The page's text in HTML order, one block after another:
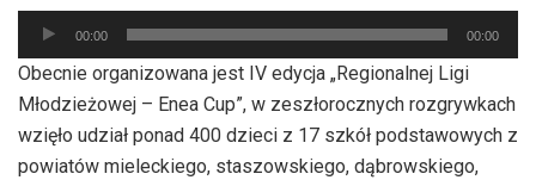
Odtwarzacz
plików
dźwiękowych
00:00 00:00
Obecnie organizowana jest IV edycja „Regionalnej Ligi
Młodzieżowej – Enea Cup”, w zeszłorocznych rozgrywkach
wzięło udział ponad 400 dzieci z 17 szkół podstawowych z
powiatów mieleckiego, staszowskiego, dąbrowskiego,